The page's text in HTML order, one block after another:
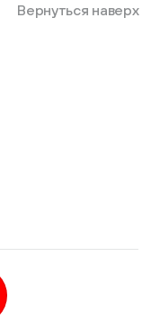
Вернуться наверх